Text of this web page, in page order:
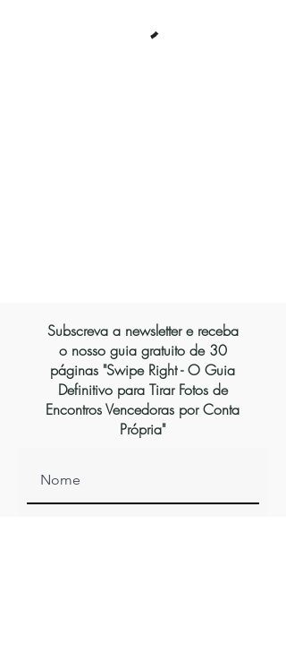
Subscreva a newsletter e receba
o nosso guia gratuito de 30
páginas "Swipe Right - O Guia
Definitivo para Tirar Fotos de
Encontros Vencedoras por Conta
Própria"